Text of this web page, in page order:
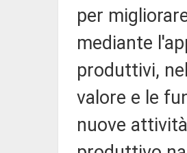
per
mediante
produttivi,
valore e le
nuove